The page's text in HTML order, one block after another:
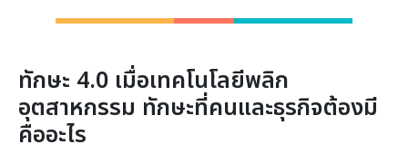
ทักษะ 4.0 เมื่อเทคโนโลยีพลิก
อุตสาหกรรม ทักษะที่คนและธุรกิจต้องมี
คืออะไร